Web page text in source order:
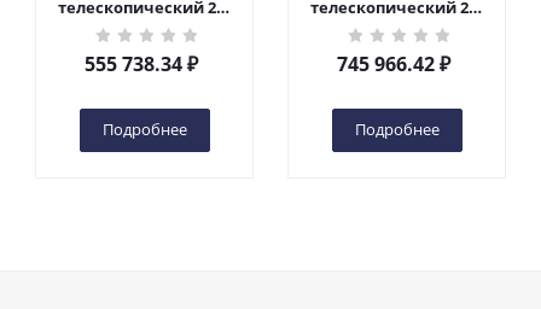
телескопический 200
кг 6 м TOR GTWY6-200S
DC 2-мачтовый
(автономный) (G) в
555 738.34₽
Подробнее
телескопический 200
кг 10 м TOR GTWY10-
200S DC 2-мачтовый
(автономный) (N) в
745 966.42₽
Подробнее